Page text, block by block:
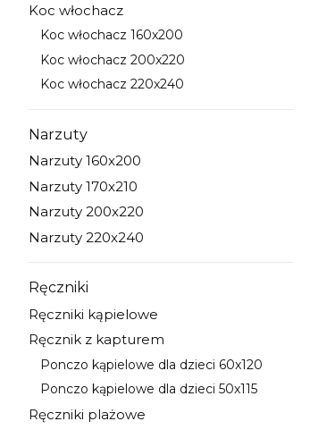
Kategoria - Koc włochacz
Koc włochacz
Kategoria - Koc włochacz 160x200
Koc włochacz 160x200
Kategoria - Koc włochacz 200x220
Koc włochacz 200x220
Kategoria - Koc włochacz 220x240
Koc włochacz 220x240
Kategoria - Narzuty
Narzuty
Kategoria - Narzuty 160x200
Narzuty 160x200
Kategoria - Narzuty 170x210
Narzuty 170x210
Kategoria - Narzuty 200x220
Narzuty 200x220
Kategoria - Narzuty 220x240
Narzuty 220x240
Kategoria - Ręczniki
Ręczniki
Kategoria - Ręczniki kąpielowe
Ręczniki kąpielowe
Kategoria - Ręcznik z kapturem
Ręcznik z kapturem
Kategoria - Ponczo kąpielowe dla dzieci 60x120
Ponczo kąpielowe dla dzieci 60x120
Kategoria - Ponczo kąpielowe dla dzieci 50x115
Ponczo kąpielowe dla dzieci 50x115
Kategoria - Ręczniki plażowe
Ręczniki plażowe